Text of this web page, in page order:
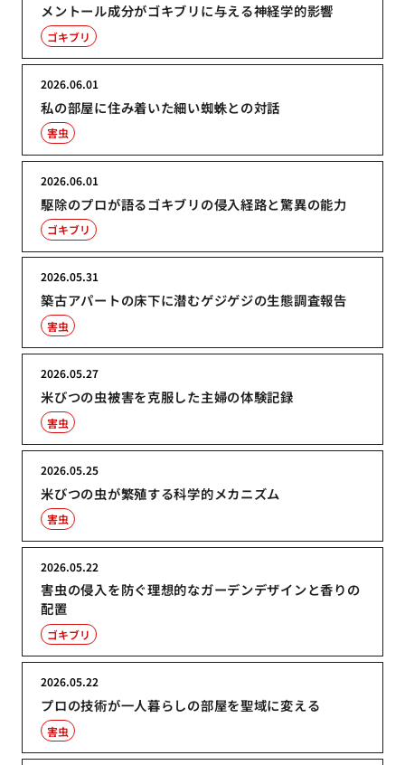
メントール成分がゴキブリに与える神経学的影響
ゴキブリ
私の部屋に住み着いた細い蜘蛛との対話
2026.06.01
害虫
駆除のプロが語るゴキブリの侵入経路と驚異の能力
2026.06.01
ゴキブリ
築古アパートの床下に潜むゲジゲジの生態調査報告
2026.05.31
害虫
米びつの虫被害を克服した主婦の体験記録
2026.05.27
害虫
米びつの虫が繁殖する科学的メカニズム
2026.05.25
害虫
害虫の侵入を防ぐ理想的なガーデンデザインと香りの
配置
2026.05.22
ゴキブリ
プロの技術が一人暮らしの部屋を聖域に変える
2026.05.22
害虫